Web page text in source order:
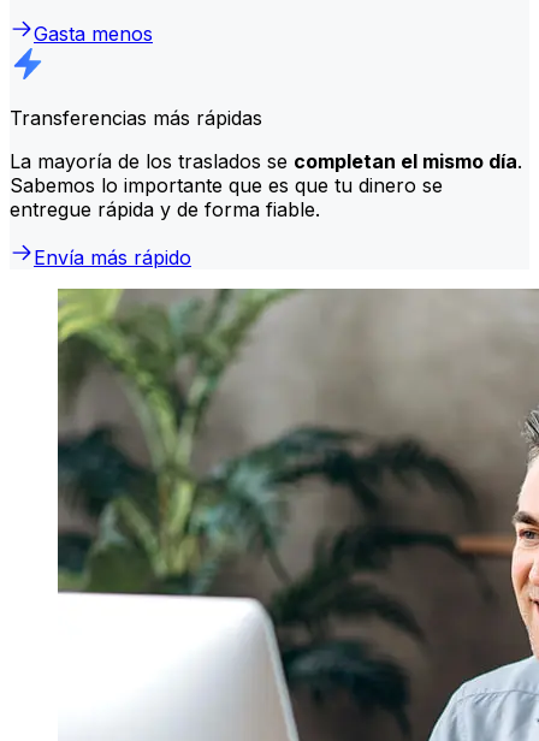
Gasta menos
Transferencias más rápidas
La mayoría de los traslados se completan el mismo día.
Sabemos lo importante que es que tu dinero se
entregue rápida y de forma fiable.
Envía más rápido